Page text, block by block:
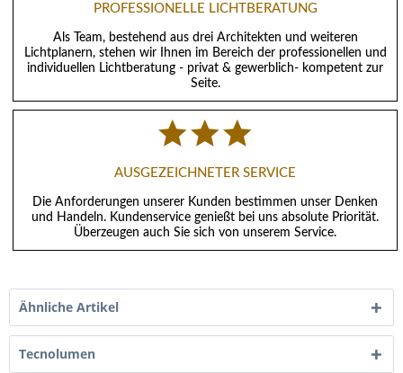
PROFESSIONELLE LICHTBERATUNG
Als Team, bestehend aus drei Architekten und weiteren
Lichtplanern, stehen wir Ihnen im Bereich der professionellen und
individuellen Lichtberatung - privat & gewerblich- kompetent zur
Seite.
AUSGEZEICHNETER SERVICE
Die Anforderungen unserer Kunden bestimmen unser Denken
und Handeln. Kundenservice genießt bei uns absolute Priorität.
Überzeugen auch Sie sich von unserem Service.
Ähnliche Artikel
Tecnolumen